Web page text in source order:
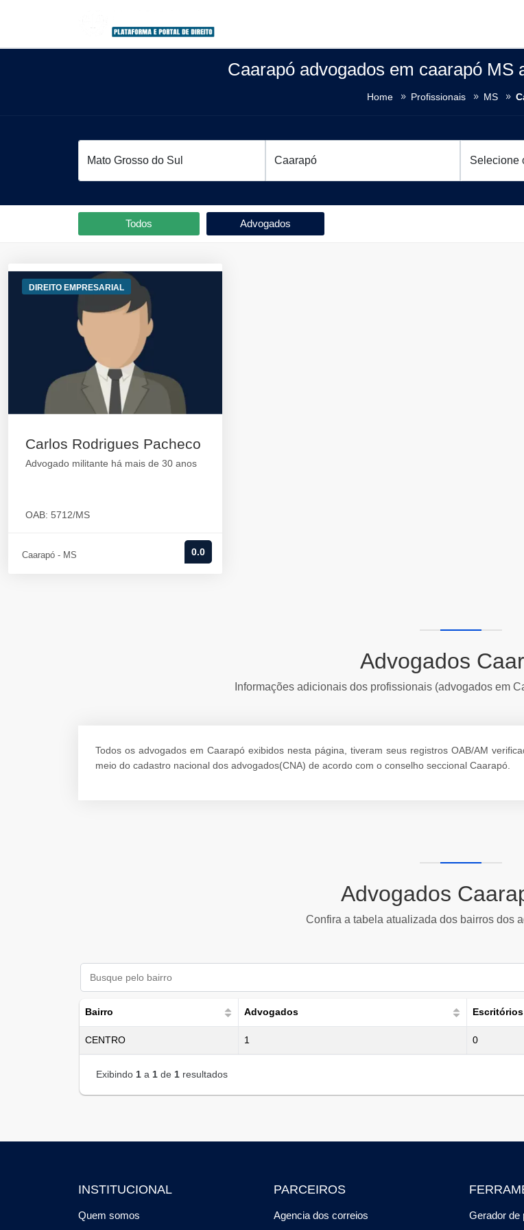
Caarapó advogados em caarapó MS
Home Profissionais MS
Todos Advogados
DIREITO EMPRESARIAL
Carlos Rodrigues Pacheco
Advogado militante há mais de 30 anos
OAB: 5712/MS
Caarapó - MS 0.0
Advogados
Informações adicionais dos profissionais (advogados em
Todos os advogados em Caarapó exibidos nesta página, tiveram seus registros OAB/AM
meio do cadastro nacional dos advogados(CNA) de acordo com o conselho seccional Caarapó.
Advogados
Confira a tabela atualizada dos bairros dos
Bairro Advogados Escritórios
CENTRO 1 0
Exibindo 1 a 1 de 1 resultados
INSTITUCIONAL
Quem somos
PARCEIROS
Agencia dos correios
Gerador de